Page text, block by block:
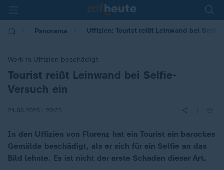
Panorama Uffizien: Tourist reißt Leinwand bei
Werk in Uffizien beschädigt
:
Tourist reißt Leinwand bei Selfie-
Versuch ein
21.06.2025 | 20:23
In den Uffizien von Florenz hat ein Tourist ein barockes
Gemälde beschädigt, als er sich für ein Selfie an das
Bild lehnte. Es ist nicht der erste Schaden dieser Art.